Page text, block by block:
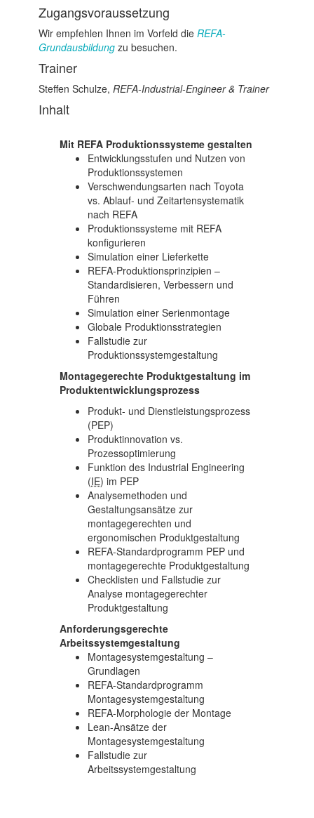
Zugangsvoraussetzung
Wir empfehlen Ihnen im Vorfeld die REFA-
Grundausbildung zu besuchen.
Trainer
Steffen Schulze, REFA-Industrial-Engineer & Trainer
Inhalt
Mit REFA Produktionssysteme gestalten
Entwicklungsstufen und Nutzen von
Produktionssystemen
Verschwendungsarten nach Toyota
vs. Ablauf- und Zeitartensystematik
nach REFA
Produktionssysteme mit REFA
konfigurieren
Simulation einer Lieferkette
REFA-Produktionsprinzipien –
Standardisieren, Verbessern und
Führen
Simulation einer Serienmontage
Globale Produktionsstrategien
Fallstudie zur
Produktionssystemgestaltung
Montagegerechte Produktgestaltung im
Produktentwicklungsprozess
Produkt- und Dienstleistungsprozess
(PEP)
Produktinnovation vs.
Prozessoptimierung
Funktion des Industrial Engineering
(IE) im PEP
Analysemethoden und
Gestaltungsansätze zur
montagegerechten und
ergonomischen Produktgestaltung
REFA-Standardprogramm PEP und
montagegerechte Produktgestaltung
Checklisten und Fallstudie zur
Analyse montagegerechter
Produktgestaltung
Anforderungsgerechte
Arbeitssystemgestaltung
Montagesystemgestaltung –
Grundlagen
REFA-Standardprogramm
Montagesystemgestaltung
REFA-Morphologie der Montage
Lean-Ansätze der
Montagesystemgestaltung
Fallstudie zur
Arbeitssystemgestaltung